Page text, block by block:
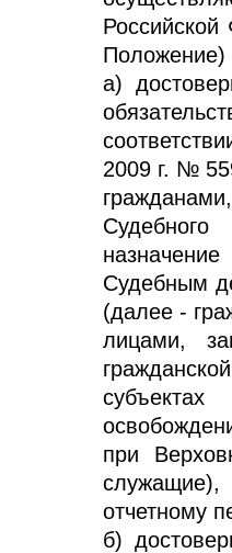
Положение)
а)
2009 г. №
Судебным
(далее -
лицами,
при
отчетному
б)